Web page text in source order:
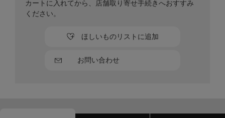
お問い合わせ
ほしいものリストに追加
カートに入れてから、店舗取り寄せ手続きへおすすみ
ください。